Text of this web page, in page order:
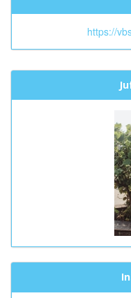
https://